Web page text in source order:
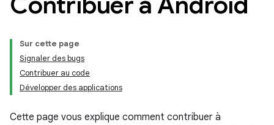
Sur cette page
Signaler des bugs
Contribuer au code
Développer des applications
Cette page vous explique comment contribuer à